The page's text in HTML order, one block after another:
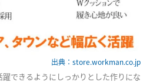
出典：store.workman.co.jp
できるようにしっかりとした作りにな